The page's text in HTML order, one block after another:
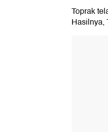
Toprak
Hasilnya,